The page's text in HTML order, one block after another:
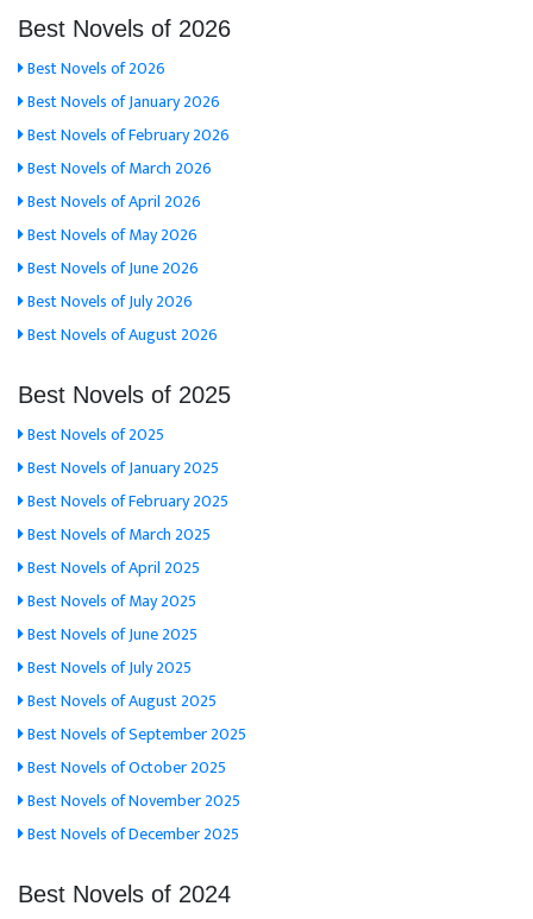
Best Novels of 2026
Best Novels of 2026
Best Novels of January 2026
Best Novels of February 2026
Best Novels of March 2026
Best Novels of April 2026
Best Novels of May 2026
Best Novels of June 2026
Best Novels of July 2026
Best Novels of August 2026
Best Novels of 2025
Best Novels of 2025
Best Novels of January 2025
Best Novels of February 2025
Best Novels of March 2025
Best Novels of April 2025
Best Novels of May 2025
Best Novels of June 2025
Best Novels of July 2025
Best Novels of August 2025
Best Novels of September 2025
Best Novels of October 2025
Best Novels of November 2025
Best Novels of December 2025
Best Novels of 2024